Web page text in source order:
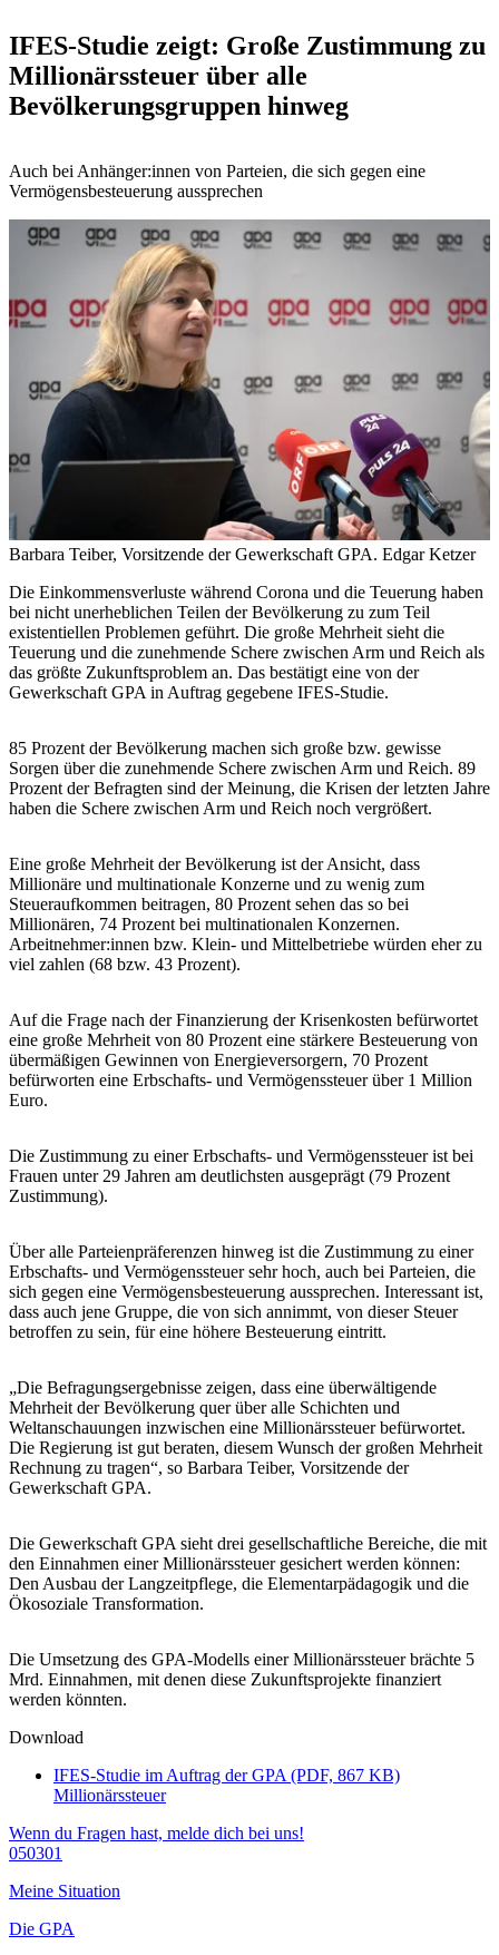
IFES-Studie zeigt: Große Zustimmung zu
Millionärssteuer über alle
Bevölkerungsgruppen hinweg
Auch bei Anhänger:innen von Parteien, die sich gegen eine
Vermögensbesteuerung aussprechen
Barbara Teiber, Vorsitzende der Gewerkschaft GPA. Edgar Ketzer
Die Einkommensverluste während Corona und die Teuerung haben
bei nicht unerheblichen Teilen der Bevölkerung zu zum Teil
existentiellen Problemen geführt. Die große Mehrheit sieht die
Teuerung und die zunehmende Schere zwischen Arm und Reich als
das größte Zukunftsproblem an. Das bestätigt eine von der
Gewerkschaft GPA in Auftrag gegebene IFES-Studie.
85 Prozent der Bevölkerung machen sich große bzw. gewisse
Sorgen über die zunehmende Schere zwischen Arm und Reich. 89
Prozent der Befragten sind der Meinung, die Krisen der letzten Jahre
haben die Schere zwischen Arm und Reich noch vergrößert.
Eine große Mehrheit der Bevölkerung ist der Ansicht, dass
Millionäre und multinationale Konzerne und zu wenig zum
Steueraufkommen beitragen, 80 Prozent sehen das so bei
Millionären, 74 Prozent bei multinationalen Konzernen.
Arbeitnehmer:innen bzw. Klein- und Mittelbetriebe würden eher zu
viel zahlen (68 bzw. 43 Prozent).
Auf die Frage nach der Finanzierung der Krisenkosten befürwortet
eine große Mehrheit von 80 Prozent eine stärkere Besteuerung von
übermäßigen Gewinnen von Energieversorgern, 70 Prozent
befürworten eine Erbschafts- und Vermögenssteuer über 1 Million
Euro.
Die Zustimmung zu einer Erbschafts- und Vermögenssteuer ist bei
Frauen unter 29 Jahren am deutlichsten ausgeprägt (79 Prozent
Zustimmung).
Über alle Parteienpräferenzen hinweg ist die Zustimmung zu einer
Erbschafts- und Vermögenssteuer sehr hoch, auch bei Parteien, die
sich gegen eine Vermögensbesteuerung aussprechen. Interessant ist,
dass auch jene Gruppe, die von sich annimmt, von dieser Steuer
betroffen zu sein, für eine höhere Besteuerung eintritt.
„Die Befragungsergebnisse zeigen, dass eine überwältigende
Mehrheit der Bevölkerung quer über alle Schichten und
Weltanschauungen inzwischen eine Millionärssteuer befürwortet.
Die Regierung ist gut beraten, diesem Wunsch der großen Mehrheit
Rechnung zu tragen“, so Barbara Teiber, Vorsitzende der
Gewerkschaft GPA.
Die Gewerkschaft GPA sieht drei gesellschaftliche Bereiche, die mit
den Einnahmen einer Millionärssteuer gesichert werden können:
Den Ausbau der Langzeitpflege, die Elementarpädagogik und die
Ökosoziale Transformation.
Die Umsetzung des GPA-Modells einer Millionärssteuer brächte 5
Mrd. Einnahmen, mit denen diese Zukunftsprojekte finanziert
werden könnten.
Download
IFES-Studie im Auftrag der GPA (PDF, 867 KB)
Millionärssteuer
Wenn du Fragen hast, melde dich bei uns!
050301
Meine Situation
Die GPA